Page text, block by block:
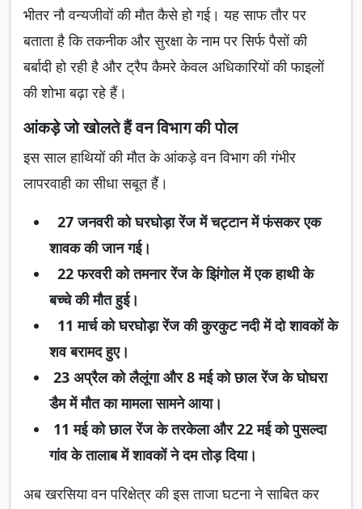
भीतर नौ वन्यजीवों की मौत कैसे हो गई। यह साफ तौर पर
बताता है कि तकनीक और सुरक्षा के नाम पर सिर्फ पैसों की
बर्बादी हो रही है और ट्रैप कैमरे केवल अधिकारियों की फाइलों
की शोभा बढ़ा रहे हैं।
आंकड़े जो खोलते हैं वन विभाग की पोल
इस साल हाथियों की मौत के आंकड़े वन विभाग की गंभीर
लापरवाही का सीधा सबूत हैं।
27 जनवरी को घरघोड़ा रेंज में चट्टान में फंसकर एक
शावक की जान गई।
22 फरवरी को तमनार रेंज के झिंगोल में एक हाथी के
बच्चे की मौत हुई।
11 मार्च को घरघोड़ा रेंज की कुरकुट नदी में दो शावकों के
शव बरामद हुए।
23 अप्रैल को लैलूंगा और 8 मई को छाल रेंज के घोघरा
डैम में मौत का मामला सामने आया।
11 मई को छाल रेंज के तरकेला और 22 मई को पुसल्दा
गांव के तालाब में शावकों ने दम तोड़ दिया।
अब खरसिया वन परिक्षेत्र की इस ताजा घटना ने साबित कर